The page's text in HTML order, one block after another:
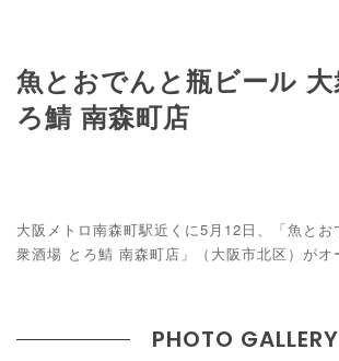
魚とおでんと瓶ビール 大
ろ鯖 南森町店
大阪メトロ南森町駅近くに5月12日、「魚と
衆酒場 とろ鯖 南森町店」（大阪市北区）がオ
PHOTO GALLERY